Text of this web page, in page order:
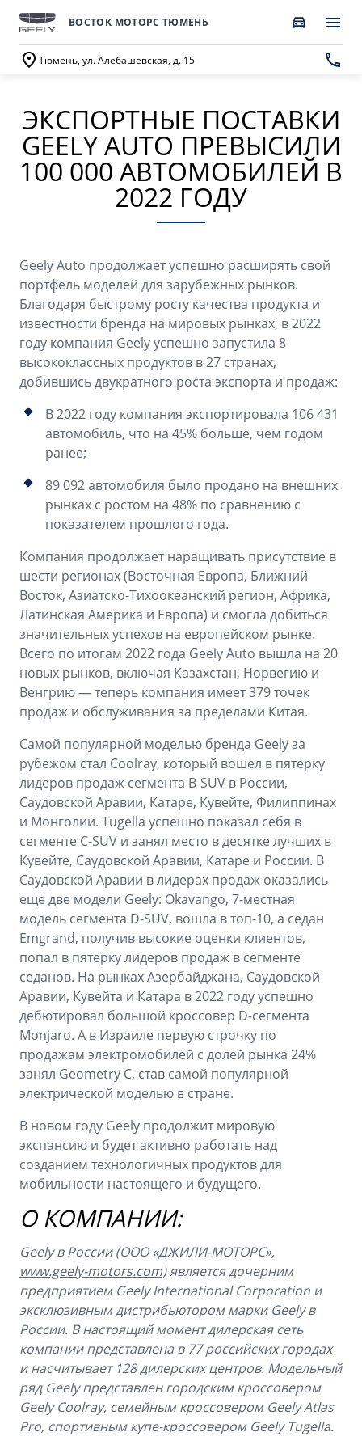
ВОСТОК МОТОРС ТЮМЕНЬ
Тюмень, ул. Алебашевская, д. 15
МОДЕЛИ
CITYRAY
ATLAS
от 3 189 990 ₽*
OKAVANGO
от 3 429 990 ₽*
MONJARO
от 4 349 990 ₽*
PREFACE
ПОКУПАТЕЛЯМ
ВЫБОР И ПОКУПКА
Автомобили в наличии
Получить персональное предложение
Записаться на тест-драйв
Трейд-ин
Аксессуары
ФИНАНСЫ И УСЛУГИ
Расчет КАСКО
Страхование
GEELY Лизинг
ВЛАДЕЛЬЦАМ
СЕРВИС
Запись в сервисный центр
Техническое обслуживание
Калькулятор ТО
Ценности сервиса Geely
Руководство по эксплуатации
Советы по эксплуатации
Помощь на дорогах
Гарантия Geely
Сервисная книжка
Вопросы и ответы
О КОМПАНИИ
О бренде GEELY
О дилерском центре
Наша команда
Правовая информация
Контакты
ЭКСПОРТНЫЕ ПОСТАВКИ
GEELY AUTO ПРЕВЫСИЛИ
100 000 АВТОМОБИЛЕЙ В
2022 ГОДУ
Geely Auto продолжает успешно расширять свой
портфель моделей для зарубежных рынков.
Благодаря быстрому росту качества продукта и
известности бренда на мировых рынках, в 2022
году компания Geely успешно запустила 8
высококлассных продуктов в 27 странах,
добившись двукратного роста экспорта и продаж:
В 2022 году компания экспортировала 106 431
автомобиль, что на 45% больше, чем годом
ранее;
89 092 автомобиля было продано на внешних
рынках с ростом на 48% по сравнению с
показателем прошлого года.
Компания продолжает наращивать присутствие в
шести регионах (Восточная Европа, Ближний
Восток, Азиатско-Тихоокеанский регион, Африка,
Латинская Америка и Европа) и смогла добиться
значительных успехов на европейском рынке.
Всего по итогам 2022 года Geely Auto вышла на 20
новых рынков, включая Казахстан, Норвегию и
Венгрию — теперь компания имеет 379 точек
продаж и обслуживания за пределами Китая.
Самой популярной моделью бренда Geely за
рубежом стал Coolray, который вошел в пятерку
лидеров продаж сегмента B-SUV в России,
Саудовской Аравии, Катаре, Кувейте, Филиппинах
и Монголии. Tugella успешно показал себя в
сегменте C-SUV и занял место в десятке лучших в
Кувейте, Саудовской Аравии, Катаре и России. В
Саудовской Аравии в лидерах продаж оказались
еще две модели Geely: Okavango, 7-местная
модель сегмента D-SUV, вошла в топ-10, а седан
Emgrand, получив высокие оценки клиентов,
попал в пятерку лидеров продаж в сегменте
седанов. На рынках Азербайджана, Саудовской
Аравии, Кувейта и Катара в 2022 году успешно
дебютировал большой кроссовер D-сегмента
Monjaro. А в Израиле первую строчку по
продажам электромобилей с долей рынка 24%
занял Geometry C, став самой популярной
электрической моделью в стране.
В новом году Geely продолжит мировую
экспансию и будет активно работать над
созданием технологичных продуктов для
мобильности настоящего и будущего.
О КОМПАНИИ:
Geely в России (ООО «ДЖИЛИ-МОТОРС»,
www.geely-motors.com) является дочерним
предприятием Geely International Corporation и
эксклюзивным дистрибьютором марки Geely в
России. В настоящий момент дилерская сеть
компании представлена в 77 российских городах
и насчитывает 128 дилерских центров. Модельный
ряд Geely представлен городским кроссовером
Geely Coolray, семейным кроссовером Geely Atlas
Pro, спортивным купе-кроссовером Geely Tugella.